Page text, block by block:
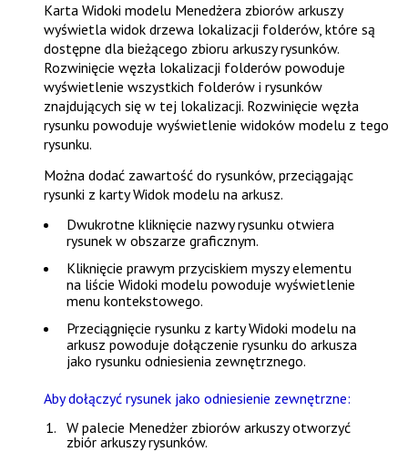
KartaWidoki modelu Menedżera zbiorów arkuszy
wyświetla widok drzewa lokalizacji folderów, które są
dostępne dla bieżącego zbioru arkuszy rysunków.
Rozwinięcie węzła lokalizacji folderów powoduje
wyświetlenie wszystkich folderów i rysunków
znajdujących się w tej lokalizacji. Rozwinięcie węzła
rysunku powoduje wyświetlenie widoków modelu z tego
rysunku.
Można dodać zawartość do rysunków, przeciągając
rysunki z kartyWidok modelu na arkusz.
Dwukrotne kliknięcie nazwy rysunku otwiera
rysunek w obszarze graficznym.
Kliknięcie prawym przyciskiem myszy elementu
na liścieWidoki modelu powoduje wyświetlenie
menu kontekstowego.
Przeciągnięcie rysunku z kartyWidoki modelu na
arkusz powoduje dołączenie rysunku do arkusza
jako rysunku odniesienia zewnętrznego.
Aby dołączyć rysunek jako odniesienie zewnętrzne:
W palecie Menedżer zbiorów arkuszyotworzyć
zbiór arkuszy rysunków.